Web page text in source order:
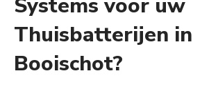
Thuisbatterijen in
Booischot?